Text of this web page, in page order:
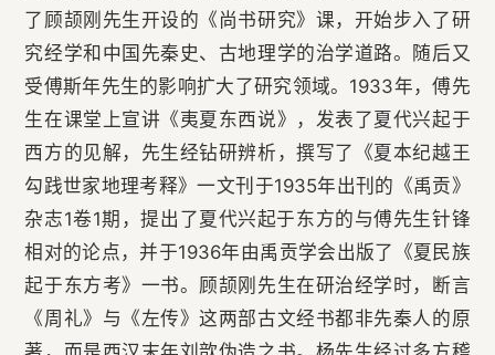
了顾颉刚先生开设的《尚书研究》课，开始步入了研
究经学和中国先秦史、古地理学的治学道路。随后又
受傅斯年先生的影响扩大了研究领域。1933年，傅先
生在课堂上宣讲《夷夏东西说》，发表了夏代兴起于
西方的见解，先生经钻研辨析，撰写了《夏本纪越王
勾践世家地理考释》一文刊于1935年出刊的《禹贡》
杂志1卷1期，提出了夏代兴起于东方的与傅先生针锋
相对的论点，并于1936年由禹贡学会出版了《夏民族
起于东方考》一书。顾颉刚先生在研治经学时，断言
《周礼》与《左传》这两部古文经书都非先秦人的原